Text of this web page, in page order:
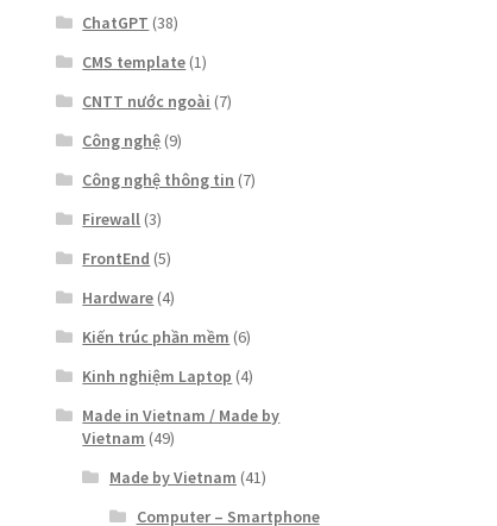
ChatGPT (38)
CMS template (1)
CNTT nước ngoài (7)
Công nghệ (9)
Công nghệ thông tin (7)
Firewall (3)
FrontEnd (5)
Hardware (4)
Kiến trúc phần mềm (6)
Kinh nghiệm Laptop (4)
Made in Vietnam / Made by
Vietnam (49)
Made by Vietnam (41)
Computer – Smartphone